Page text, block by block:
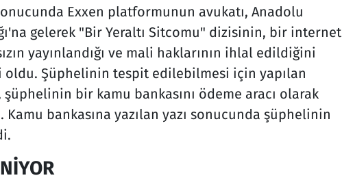
Exxen platformunun avukatı, Anadolu
gelerek "Bir Yeraltı Sitcomu" dizisinin, bir internet
yayınlandığı ve mali haklarının ihlal edildiğini
oldu. Şüphelinin tespit edilebilmesi için yapılan
bir kamu bankasını ödeme aracı olarak
bankasına yazılan yazı sonucunda şüphelinin